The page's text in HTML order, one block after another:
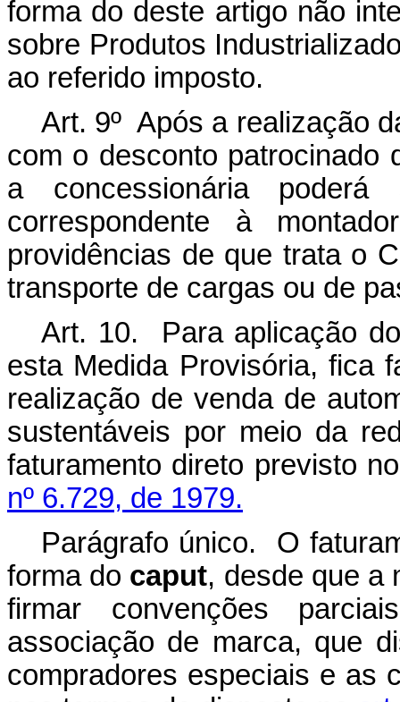
forma do deste artigo não
sobre Produtos
ao referido imposto.
Art. 9º Após a realização
com o desconto patrocinado
a concessionária poderá
correspondente à
providências de que trata o
transporte de cargas ou de
Art. 10. Para aplicação
esta Medida Provisória, fica
realização de venda de
sustentáveis por meio da
faturamento direto previsto
nº 6.729, de 1979.
Parágrafo único. O
forma do caput, desde que a
firmar convenções
associação de marca, que
compradores especiais e as